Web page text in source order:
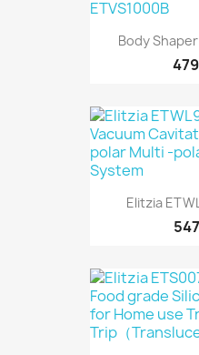
Body
Elitzia